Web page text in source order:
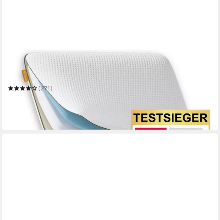
EMMA
Nackenstützkissen Emma Classic Stützkissen
40 x 80 cm
(271)
54,89 € UVP100,00 €
in 3-4 Werktagen bei dir